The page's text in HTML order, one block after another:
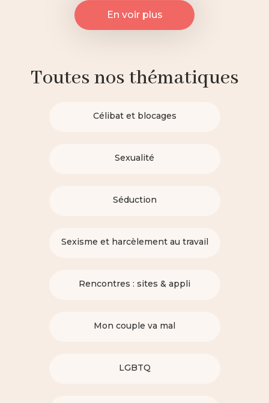
En voir plus
Toutes nos thématiques
Célibat et blocages
Sexualité
Séduction
Sexisme et harcèlement au travail
Rencontres : sites & appli
Mon couple va mal
LGBTQ